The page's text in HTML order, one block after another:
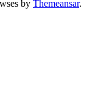
by Themeansar.